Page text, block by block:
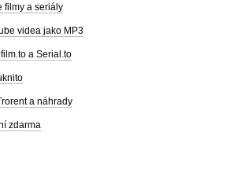
filmy a seriály
videa jako MP3
a Serial.to
a náhrady
zdarma